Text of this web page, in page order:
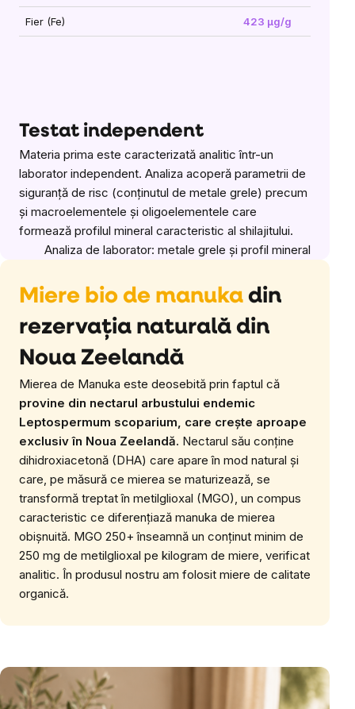
Fier (Fe) 423 μg/g
Testat independent
Materia prima este caracterizată analitic într-un
laborator independent. Analiza acoperă parametrii de
siguranță de risc (conținutul de metale grele) precum
și macroelementele și oligoelementele care
formează profilul mineral caracteristic al shilajitului.
Analiza de laborator: metale grele și profil mineral
Miere bio de manuka din
rezervația naturală din
Noua Zeelandă
Mierea de Manuka este deosebită prin faptul că
provine din nectarul arbustului endemic
Leptospermum scoparium, care crește aproape
exclusiv în Noua Zeelandă. Nectarul său conține
dihidroxiacetonă (DHA) care apare în mod natural și
care, pe măsură ce mierea se maturizează, se
transformă treptat în metilglioxal (MGO), un compus
caracteristic ce diferențiază manuka de mierea
obișnuită. MGO 250+ înseamnă un conținut minim de
250 mg de metilglioxal pe kilogram de miere, verificat
analitic. În produsul nostru am folosit miere de calitate
organică.